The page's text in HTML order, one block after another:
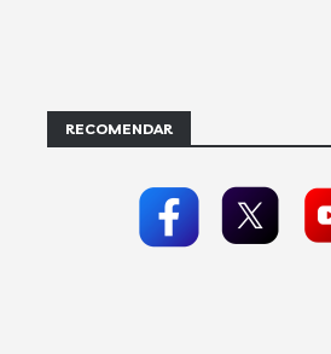
RECOMENDAR